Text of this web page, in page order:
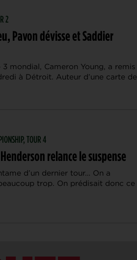
2
Pavon dévisse et Saddier
mondial, Cameron Young, a remis
à Détroit. Auteur d’une carte de
TOUR 4
relance le suspense
d’un dernier tour… On a
trop. On prédisait donc ce